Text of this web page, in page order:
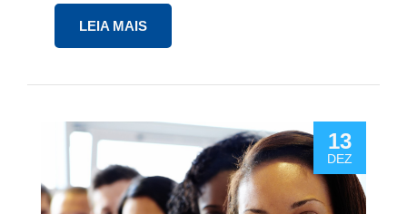
LEIA MAIS
13
DEZ